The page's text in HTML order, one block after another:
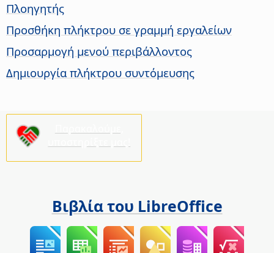
Πλοηγητής
Προσθήκη πλήκτρου σε γραμμή εργαλείων
Προσαρμογή μενού περιβάλλοντος
Δημιουργία πλήκτρου συντόμευσης
Βιβλία του LibreOffice